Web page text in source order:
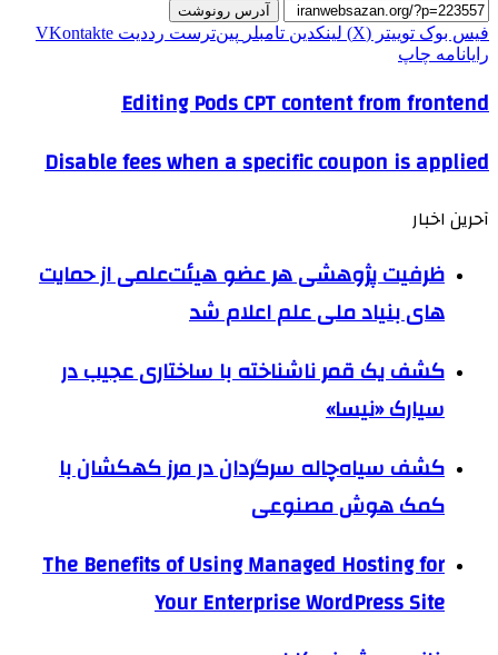
آدرس رونوشت
فیس بوک توییتر (X) لینکدین ‫تامبلر ‫پین‌ترست ‫رددیت ‫VKontakte
رایانامه چاپ
Editing Pods CPT content from frontend
Disable fees when a specific coupon is applied
آحرین اخبار
ظرفیت پژوهشی هر عضو هیئت‌علمی از حمایت
های بنیاد ملی علم اعلام شد
کشف یک قمر ناشناخته با ساختاری عجیب در
سیارک «نیسا»
کشف سیاه‌چاله سرگردان در مرز کهکشان با
کمک هوش مصنوعی
The Benefits of Using Managed Hosting for
Your Enterprise WordPress Site